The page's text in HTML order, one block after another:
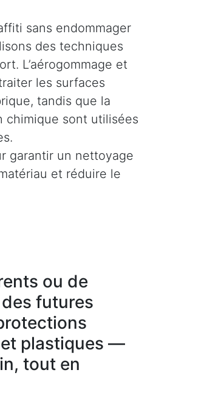
sans endommager
des techniques
L’aérogommage et
les surfaces
tandis que la
chimique sont utilisées
garantir un nettoyage
et réduire le
ou de
futures
plastiques —
tout en